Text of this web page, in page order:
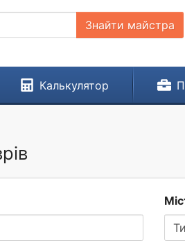
Знайти майстра
Калькулятор